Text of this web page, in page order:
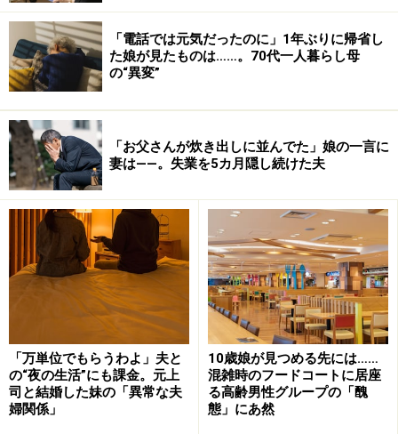
レジがグズすぎると、その男性は怖いほどの大声で騒ぎ
立てた。おまえら、無能の集まりかとまで罵倒され、レ
ジの女性もさすがに何か言い返した。そこへ店長らしき
人が登場、そのレジに並んでいた人たちはいっせいに別
のレジへと移動し始めた。
穏やかだったおじいちゃんが
「その男性は店長さんに引っ張られるように事務所の方
へと歩いていきました。その顔を見てびっくり。うちの
2軒隣のおじいちゃんだったんです。彼はとても穏やか
な人で、うちの8歳になる一人息子もものすごくかわい
がってもらってる。ご夫婦二人暮らしで、息子がたまた
ま家の前に一人でいたりすると、私が帰ってくるまで見
守っていてくれたり、あるいはその家で預かったりして
くれて私に連絡をくれるんです。私も時々おかずをお裾
分けしたりして。今どきこんないいお付き合いができる
「電話では元気だったのに」1年ぶりに帰省し
た娘が見たものは……。70代一人暮らし母
の“異変”
「お父さんが炊き出しに並んでた」娘の一言に
妻は――。失業を5カ月隠し続けた夫
「万単位でもらうわよ」夫と
の“夜の生活”にも課金。元上
司と結婚した妹の「異常な夫
婦関係」
10歳娘が見つめる先には……
混雑時のフードコートに居座
る高齢男性グループの「醜
態」にあ然